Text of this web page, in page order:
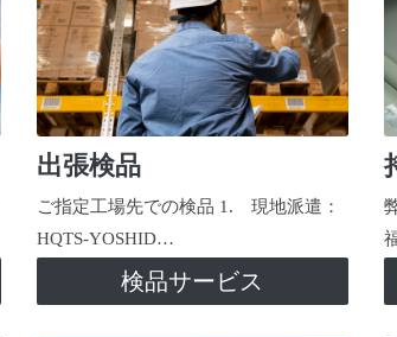
出張検品
ご指定工場先での検品 1. 現地派遣：
HQTS-YOSHID…
検品サービス